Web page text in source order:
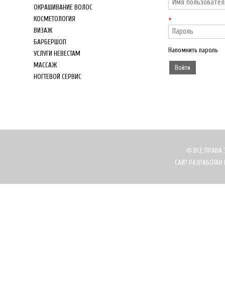
ОКРАШИВАНИЕ ВОЛОС
КОСМЕТОЛОГИЯ
ВИЗАЖ
БАРБЕРШОП
УСЛУГИ НЕВЕСТАМ
МАССАЖ
НОГТЕВОЙ СЕРВИС
*
Напомнить пароль
© ВСЕ ПРАВА
САЙТ